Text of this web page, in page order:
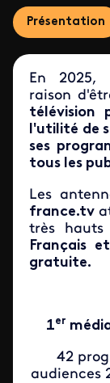
Présentation
En 2025,
raison
télévision
l'utilité de
ses
tous les
Les
france.tv
très
Français
gratuite.
1er
42
audiences